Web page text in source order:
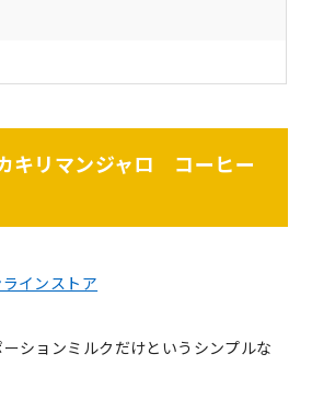
キリマンジャロ コーヒー
インストア
ションミルクだけというシンプルな